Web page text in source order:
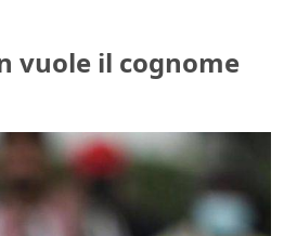
vuole il cognome